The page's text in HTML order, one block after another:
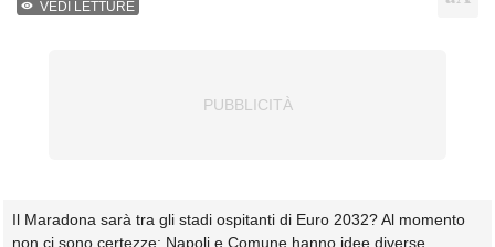
VEDI LETTURE
Il Maradona sarà tra gli stadi ospitanti di Euro 2032? Al momento
non ci sono certezze: Napoli e Comune hanno idee diverse.